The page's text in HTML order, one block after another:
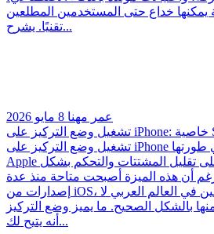
خداع حتى المستخدمين المطلعين
تقنيًا. يشرح...
عمر مهنا 8 مايو 2026
تشغيل وضع التركيز على iPhone يُعد من أبرز المزايا التي طورتها
Apple لمساعدة المستخدمين على تقليل المشتتات والتحكم بشكل
أن هذه الميزة أصبحت متاحة منذ عدة
إصدارات من iOS، إلا أن الكثير من المستخدمين في العالم العربي لا
بالشكل الصحيح. ما يميز وضع التركيز
أنه يتيح لك...